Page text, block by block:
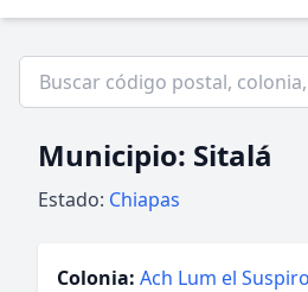
Municipio: Sitalá
Estado: Chiapas
Colonia: Ach Lum el